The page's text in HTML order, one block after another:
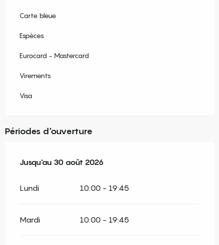
Carte bleue
Espèces
Eurocard - Mastercard
Virements
Visa
Périodes d'ouverture
Du27 juillet 2026 au30 août 2026
Jusqu'au 30 août 2026
Lundi 10:00 - 19:45
Mardi 10:00 - 19:45